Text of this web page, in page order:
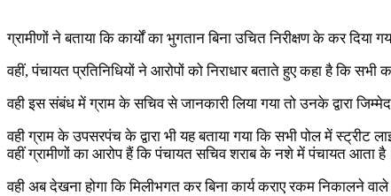
ग्रामीणों ने बताया कि कार्यों का भुगतान बिना उचित निरीक्षण के कर
वहीं, पंचायत प्रतिनिधियों ने आरोपों को निराधार बताते हुए कहा है कि
वही इस संबंध में ग्राम के सचिव से जानकारी लिया गया तो उनके द्वारा
वही ग्राम के उपसरपंच के द्वारा भी यह बताया गया कि सभी पोल में
वहीं ग्रामीणों का आरोप हैं कि पंचायत सचिव शराब के नशे में पंचायत आता
वही अब देखना होगा कि मिलीभगत कर बिना कार्य कराए रकम निकालने